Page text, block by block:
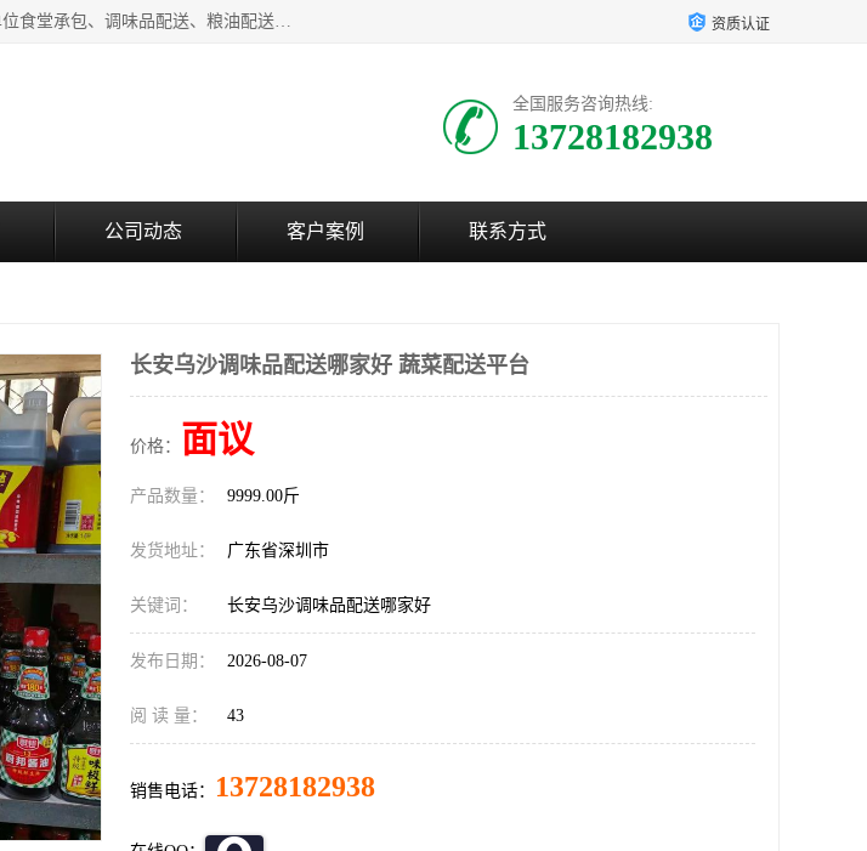
东莞市康隆膳食管理有限公司主要从事：蔬菜配送、食堂承包、企业工厂食堂承包、机关单位食堂承包、调味品配送、粮油配送、干货配送、副食配送、水果配送、海鲜配送等业务，东莞蔬菜配送电话，咨询在线客服。 资质认证
全国服务咨询热线:
13728182938
公司动态 客户案例 联系方式
长安乌沙调味品配送哪家好 蔬菜配送平台
价格： 面议
产品数量： 9999.00斤
发货地址： 广东省深圳市
关键词： 长安乌沙调味品配送哪家好
发布日期： 2026-08-07
阅 读 量： 43
销售电话： 13728182938